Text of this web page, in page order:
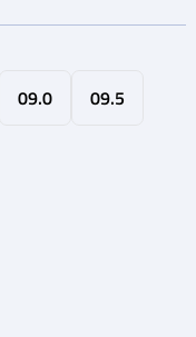
09.0
09.5